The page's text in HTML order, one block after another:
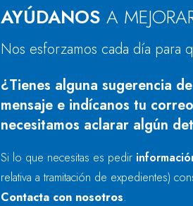
AYÚDANOS A
Nos esforzamos cada día para
¿Tienes alguna sugerencia
mensaje e indícanos tu
necesitamos aclarar algún
Si lo que necesitas es pedir
relativa a tramitación de expedientes)
Contacta con nosotros.